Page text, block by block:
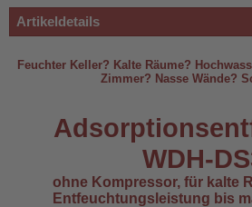
Artikeldetails
Feuchter Keller? Kalte Räume?
Zimmer? Nasse Wände?
WDH-
ohne Kompressor, für kalte
Entfeuchtungsleistung bis